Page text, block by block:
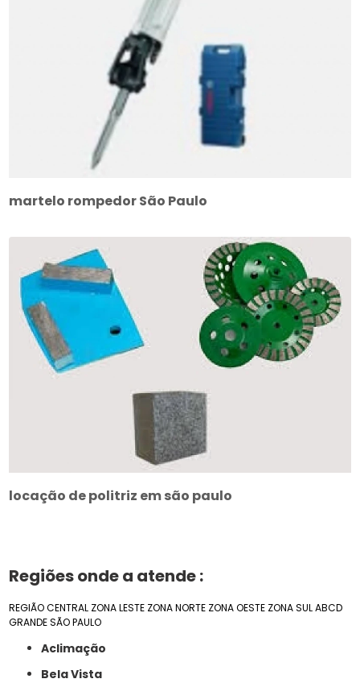
martelo rompedor São Paulo
locação de politriz em são paulo
Regiões onde a atende :
REGIÃO CENTRAL ZONA LESTE ZONA NORTE ZONA OESTE ZONA SULABCD
GRANDE SÃO PAULO
Aclimação
Bela Vista